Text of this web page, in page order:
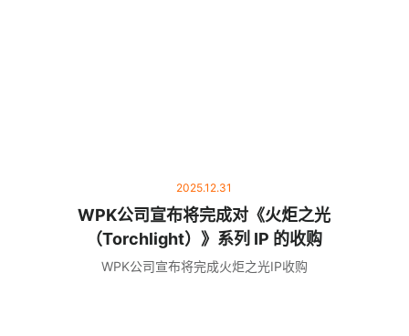
2025.12.31
WPK公司宣布将完成对《火炬之光
（Torchlight）》系列 IP 的收购
WPK公司宣布将完成火炬之光IP收购